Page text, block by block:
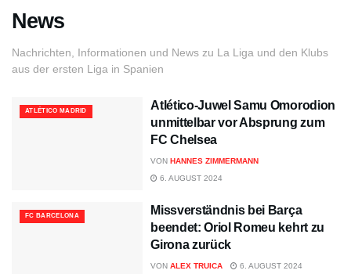
News
Nachrichten, Informationen und News zu La Liga und den Klubs
aus der ersten Liga in Spanien
ATLÉTICO MADRID
Atlético-Juwel Samu Omorodion
unmittelbar vor Absprung zum
FC Chelsea
VON HANNES ZIMMERMANN
6. AUGUST 2024
FC BARCELONA
Missverständnis bei Barça
beendet: Oriol Romeu kehrt zu
Girona zurück
VON ALEX TRUICA 6. AUGUST 2024